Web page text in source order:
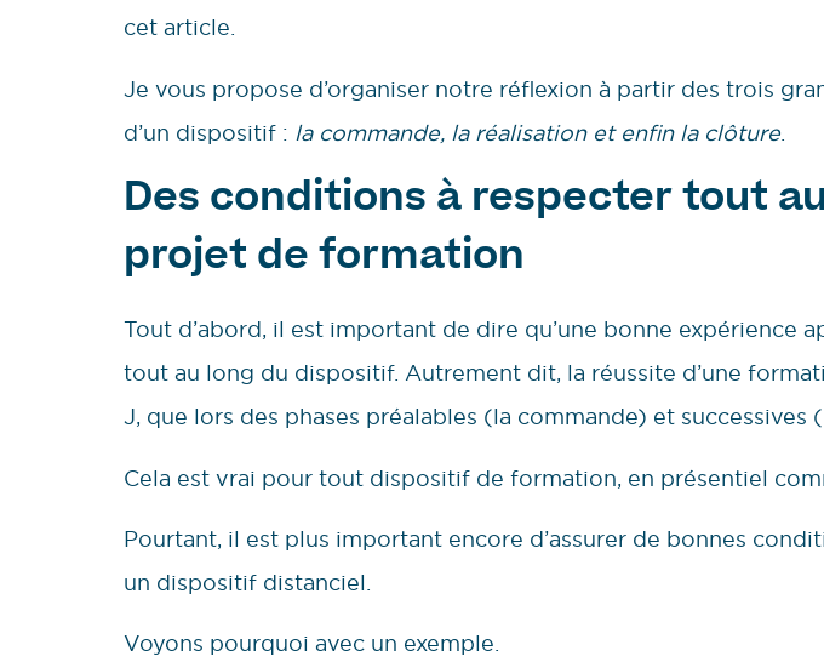
cet article.
Je vous propose d’organiser notre réflexion à partir des trois
d’un dispositif : la commande, la réalisation et enfin la clôture.
Des conditions à respecter tout
projet de formation
Tout d’abord, il est important de dire qu’une bonne expérience
tout au long du dispositif. Autrement dit, la réussite d’une
J, que lors des phases préalables (la commande) et successives
Cela est vrai pour tout dispositif de formation, en présentiel
Pourtant, il est plus important encore d’assurer de bonnes
un dispositif distanciel.
Voyons pourquoi avec un exemple.